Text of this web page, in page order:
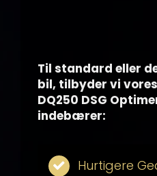
Til standard eller
bil, tilbyder vi
DQ250 DSG
indebærer:
Hurtigere